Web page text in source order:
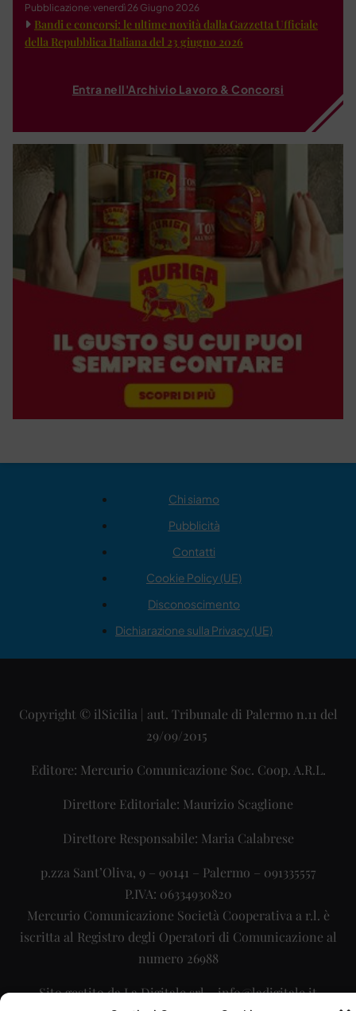
Pubblicazione: venerdì 26 Giugno 2026
Bandi e concorsi: le ultime novità dalla Gazzetta Ufficiale
della Repubblica Italiana del 23 giugno 2026
Entra nell'Archivio Lavoro & Concorsi
Chi siamo
Pubblicità
Contatti
Cookie Policy (UE)
Disconoscimento
Dichiarazione sulla Privacy (UE)
Copyright © ilSicilia | aut. Tribunale di Palermo n.11 del
29/09/2015
Editore: Mercurio Comunicazione Soc. Coop. A.R.L.
Direttore Editoriale: Maurizio Scaglione
Direttore Responsabile: Maria Calabrese
p.zza Sant’Oliva, 9 – 90141 – Palermo – 091335557
P.IVA: 06334930820
Mercurio Comunicazione Società Cooperativa a r.l. è
iscritta al Registro degli Operatori di Comunicazione al
numero 26988
Sito gestito daLa Digitale srl–info@ladigitale.it